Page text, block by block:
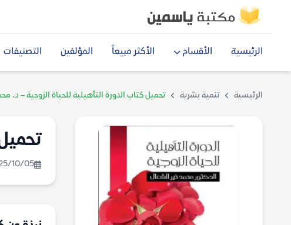
الرئيسية الأقسام الأكثر مبيعاً المؤلفين التصنيفات
الرئيسية تنمية بشرية تحميل كتاب الدورة التأهيلية للحياة الزوجية – د.
10/05